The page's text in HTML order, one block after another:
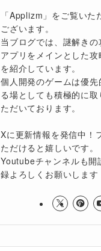
「Applizm」をご覧いた
ございます。
当ブログでは、謎解きの
アプリをメインとした
を紹介しています。
個人開発のゲームは優先
る場としても積極的に
ただいております。
Xに更新情報を発信中！
ただけると嬉しいです。
Youtubeチャンネルも開
録よろしくお願いします